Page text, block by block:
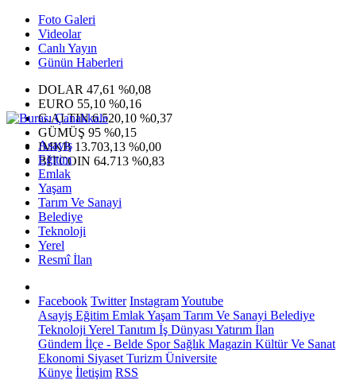
Foto Galeri
Videolar
Canlı Yayın
Günün Haberleri
DOLAR 47,61 %0,08
EURO 55,10 %0,16
G.ALTIN6.520,10 %0,37
GÜMÜŞ 95 %0,15
IMKB 13.703,13 %0,00
BITCOIN 64.713 %0,83
Asayiş
Eğitim
Emlak
Yaşam
Tarım Ve Sanayi
Belediye
Teknoloji
Yerel
Resmî İlan
Facebook Twitter InstagramYoutube
Asayiş Eğitim EmlakYaşam Tarım Ve Sanayi Belediye
Teknoloji Yerel Tanıtım İş Dünyası Yatırım İlan
Gündem İlçe - Belde SporSağlık Magazin Kültür Ve Sanat
Ekonomi Siyaset Turizm Üniversite
Künye İletişim RSS